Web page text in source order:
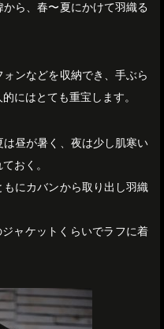
ら、春〜夏にかけて羽織る
ンなどを収納でき、手ぶら
にはとても重宝します。
昼が暑く、夜は少し肌寒い
おく。
にカバンから取り出し羽織
ャケットくらいでラフに着